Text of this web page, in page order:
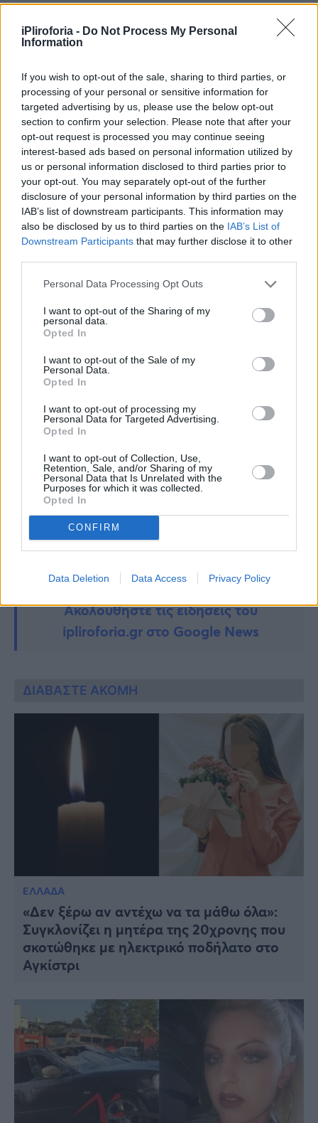
iPliroforia - Do Not Process My Personal
Information
If you wish to opt-out of the sale, sharing to third parties, or
processing of your personal or sensitive information for
targeted advertising by us, please use the below opt-out
section to confirm your selection. Please note that after your
opt-out request is processed you may continue seeing
interest-based ads based on personal information utilized by
us or personal information disclosed to third parties prior to
your opt-out. You may separately opt-out of the further
disclosure of your personal information by third parties on the
IAB’s list of downstream participants. This information may
also be disclosed by us to third parties on the IAB’s List of
Downstream Participants that may further disclose it to other
Personal Data Processing Opt Outs
I want to opt-out of the Sharing of my
personal data.
Opted In
I want to opt-out of the Sale of my
Personal Data.
Opted In
I want to opt-out of processing my
Personal Data for Targeted Advertising.
Opted In
I want to opt-out of Collection, Use,
Retention, Sale, and/or Sharing of my
Personal Data that Is Unrelated with the
Purposes for which it was collected.
Opted In
CONFIRM
Data Deletion Data Access Privacy Policy
TAGS:
20ΧΡΟΝΗ ΔΕΣΠΟΙΝΑ
ΠΟΔΗΛΑΤΟ
Ακολουθήστε τις ειδήσεις του
ipliroforia.gr στο Google News
ΔΙΑΒΑΣΤΕ ΑΚΟΜΗ
ΕΛΛΑΔΑ
«Δεν ξέρω αν αντέχω να τα μάθω όλα»:
Συγκλονίζει η μητέρα της 20χρονης που
σκοτώθηκε με ηλεκτρικό ποδήλατο στο
Αγκίστρι